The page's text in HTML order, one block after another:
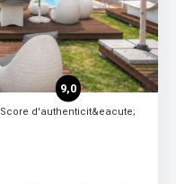
9,0
Score d'authenticit&eacute;